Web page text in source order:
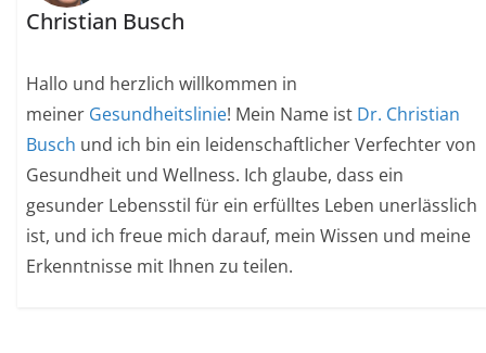
Christian Busch
Hallo und herzlich willkommen in
meiner Gesundheitslinie! Mein Name ist Dr. Christian
Busch und ich bin ein leidenschaftlicher Verfechter von
Gesundheit und Wellness. Ich glaube, dass ein
gesunder Lebensstil für ein erfülltes Leben unerlässlich
ist, und ich freue mich darauf, mein Wissen und meine
Erkenntnisse mit Ihnen zu teilen.